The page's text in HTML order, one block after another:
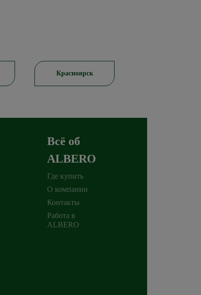
Красноярск
Всё об
ALBERO
Где купить
О компании
Контакты
Работа в
ALBERO